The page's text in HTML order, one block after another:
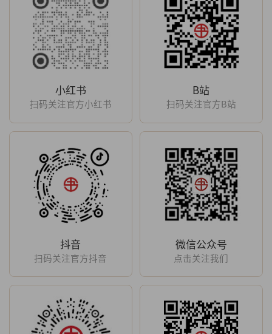
小红书
扫码关注官方小红书
B站
扫码关注官方B站
抖音
扫码关注官方抖音
微信公众号
点击关注我们